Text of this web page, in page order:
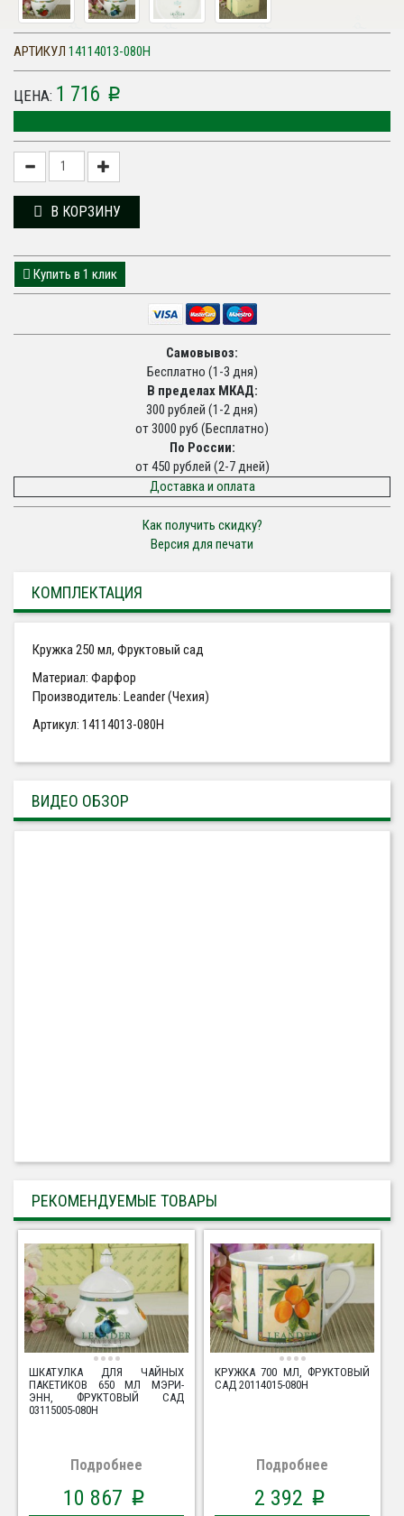
АРТИКУЛ 14114013-080H
ЦЕНА: 1 716 p
В КОРЗИНУ
Купить в 1 клик
Самовывоз:
Бесплатно (1-3 дня)
В пределах МКАД:
300 рублей (1-2 дня)
от 3000 руб (Бесплатно)
По России:
от 450 рублей (2-7 дней)
Доставка и оплата
Как получить скидку?
Версия для печати
КОМПЛЕКТАЦИЯ
Кружка 250 мл, Фруктовый сад
Материал: Фарфор
Производитель: Leander (Чехия)
Артикул: 14114013-080H
ВИДЕО ОБЗОР
РЕКОМЕНДУЕМЫЕ ТОВАРЫ
ШКАТУЛКА ДЛЯ ЧАЙНЫХ
ПАКЕТИКОВ 650 МЛ МЭРИ-
ЭНН, ФРУКТОВЫЙ САД
03115005-080H
Подробнее
10 867 p
КРУЖКА 700 МЛ, ФРУКТОВЫЙ
САД 20114015-080H
Подробнее
2 392 p